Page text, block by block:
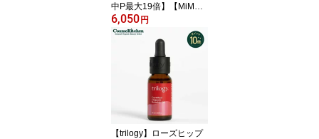
中P最大19倍】【MiM
C】ミネラルリキッドリ
ーファンデーション リフ
ィルスポンジ付・SPF22
PA++＜全5色＞ | ファン
デーション リキッドファ
ンデ ミネラル 石鹸オフ
乾燥 カバー 透明感 ツヤ
ツボクサ CICA シカ ハリ
エムアイエムシー
6,050円
【trilogy】ローズヒップ